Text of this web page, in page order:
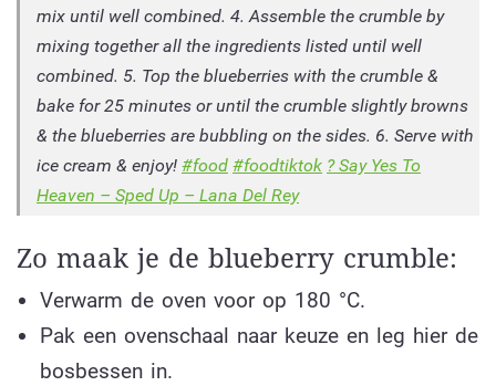
mix until well combined. 4. Assemble the crumble by
mixing together all the ingredients listed until well
combined. 5. Top the blueberries with the crumble &
bake for 25 minutes or until the crumble slightly browns
& the blueberries are bubbling on the sides. 6. Serve with
ice cream & enjoy! #food #foodtiktok ? Say Yes To
Heaven – Sped Up – Lana Del Rey
Zo maak je de blueberry crumble:
Verwarm de oven voor op 180 °C.
Pak een ovenschaal naar keuze en leg hier de
bosbessen in.